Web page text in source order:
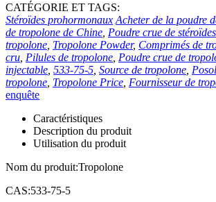
CATÉGORIE ET ​​TAGS:
Stéroïdes prohormonaux Acheter de la poudre
de tropolone de Chine Poudre crue de stéroïdes
tropolone Tropolone Powder, Comprimés de
cru Pilules de tropolone Poudre crue de
injectable 533-75-5 Source de tropolone
tropolone Tropolone Price Fournisseur de
enquête
Caractéristiques
Description du produit
Utilisation du produit
Nom du produit:Tropolone
CAS:533-75-5